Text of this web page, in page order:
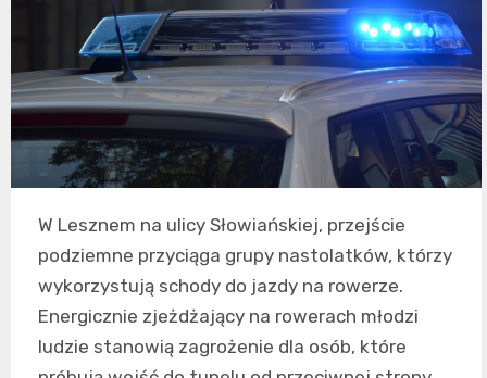
W Lesznem na ulicy Słowiańskiej, przejście
podziemne przyciąga grupy nastolatków, którzy
wykorzystują schody do jazdy na rowerze.
Energicznie zjeżdżający na rowerach młodzi
ludzie stanowią zagrożenie dla osób, które